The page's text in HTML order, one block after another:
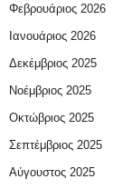
Φεβρουάριος 2026
Ιανουάριος 2026
Δεκέμβριος 2025
Νοέμβριος 2025
Οκτώβριος 2025
Σεπτέμβριος 2025
Αύγουστος 2025